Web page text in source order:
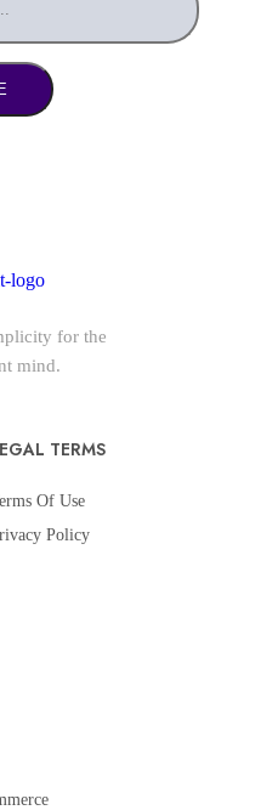
for the
mind.
TERMS
Of Use
Policy